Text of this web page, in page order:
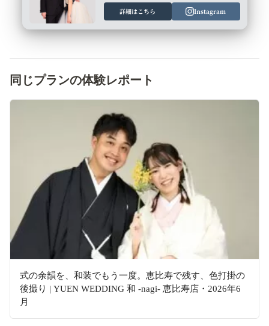
詳細はこちら
Instagram
同じプランの体験レポート
式の余韻を、和装でもう一度。恵比寿で残す、色打掛の
後撮り | YUEN WEDDING 和 -nagi- 恵比寿店・2026年6
月